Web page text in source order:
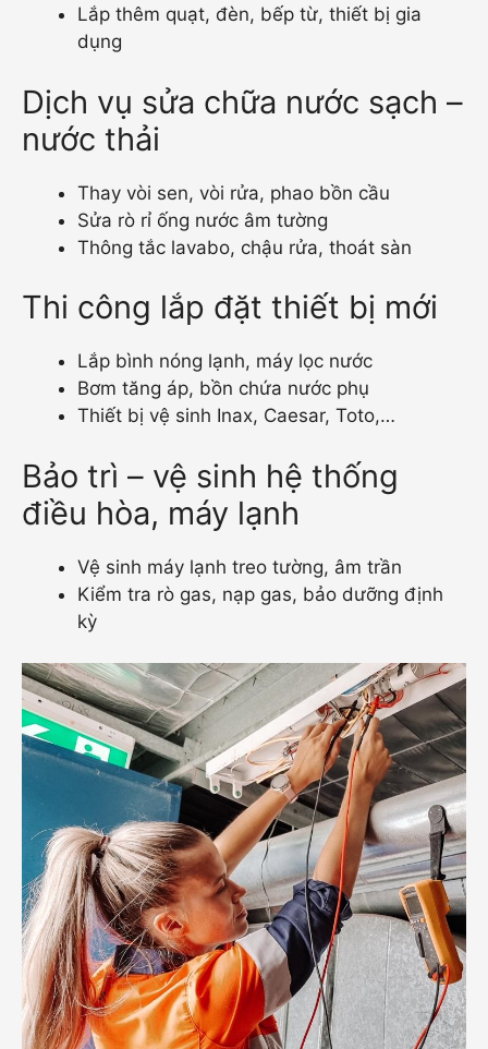
Lắp thêm quạt, đèn, bếp từ, thiết bị gia
dụng
Dịch vụ sửa chữa nước sạch –
nước thải
Thay vòi sen, vòi rửa, phao bồn cầu
Sửa rò rỉ ống nước âm tường
Thông tắc lavabo, chậu rửa, thoát sàn
Thi công lắp đặt thiết bị mới
Lắp bình nóng lạnh, máy lọc nước
Bơm tăng áp, bồn chứa nước phụ
Thiết bị vệ sinh Inax, Caesar, Toto,…
Bảo trì – vệ sinh hệ thống
điều hòa, máy lạnh
Vệ sinh máy lạnh treo tường, âm trần
Kiểm tra rò gas, nạp gas, bảo dưỡng định
kỳ